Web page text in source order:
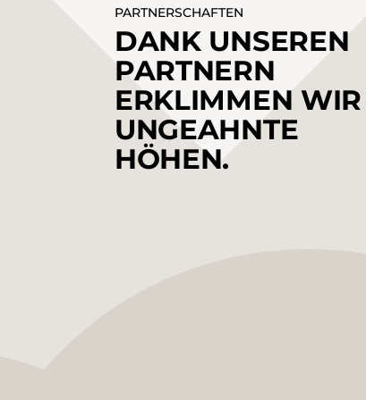
PARTNERSCHAFTEN
DANK UNSEREN
PARTNERN
ERKLIMMEN WIR
UNGEAHNTE
HÖHEN.